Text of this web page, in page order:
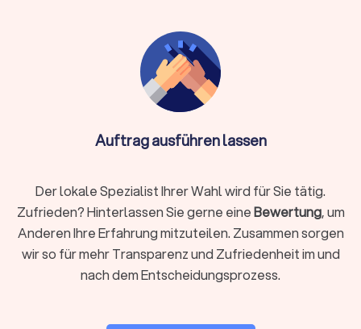
kurzfristig oder länger bei Überschneidung
Verpackungsmaterial:
stabile Kartons, Kleiderboxen,
Schutzfolien, Matratzenhüllen
Ist Reinigung nicht im Angebot des
Endreinigung durchführen. Bei engen Terminen,
vielen empfindlichen Gegenständen, hohen Etagen,
eingeschränkten Parkmöglichkeiten oder
beruflicher Belastung empfiehlt sich ein
professionelles Rundum-Paket.
Auftrag ausführen lassen
Der lokale Spezialist Ihrer Wahl wird für Sie tätig.
Zufrieden? Hinterlassen Sie gerne eineBewertung, um
Anderen Ihre Erfahrung mitzuteilen. Zusammen sorgen
wir so für mehr Transparenz und Zufriedenheit im und
nach dem Entscheidungsprozess.